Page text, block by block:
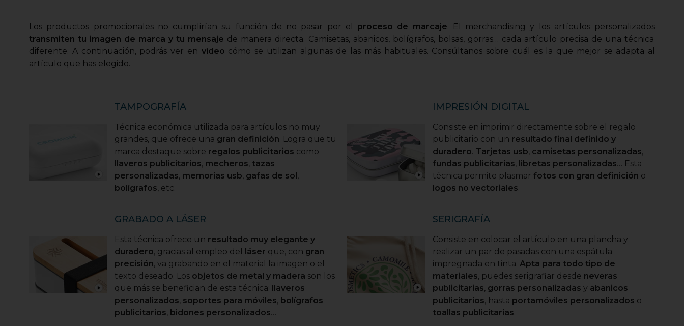
Los productos promocionales no cumplirían su función de no pasar por el proceso de marcaje. El merchandising y los artículos personalizados
transmiten tu imagen de marca y tu mensaje de manera directa. Camisetas, abanicos, bolígrafos, bolsas, gorras… cada artículo precisa de una técnica
diferente. A continuación, podrás ver en vídeo cómo se utilizan algunas de las más habituales. Consúltanos sobre cuál es la que mejor se adapta al
artículo que has elegido.
TAMPOGRAFÍA
Técnica económica utilizada para artículos no muy
grandes, que ofrece una gran definición. Logra que tu
marca destaque sobre regalos publicitarios como
llaveros publicitarios, mecheros, tazas
personalizadas, memorias usb, gafas de sol,
bolígrafos, etc.
GRABADO A LÁSER
Esta técnica ofrece un resultado muy elegante y
duradero, gracias al empleo del láser que, con gran
precisión, va grabando en el material la imagen o el
texto deseado. Los objetos de metal y madera son los
que más se benefician de esta técnica: llaveros
personalizados, soportes para móviles, bolígrafos
publicitarios, bidones personalizados…
IMPRESIÓN DIGITAL
Consiste en imprimir directamente sobre el regalo
publicitario con un resultado final definido y
duradero. Tarjetas usb, camisetas personalizadas,
fundas publicitarias, libretas personalizadas… Esta
técnica permite plasmar fotos con gran definición o
logos no vectoriales.
SERIGRAFÍA
Consiste en colocar el artículo en una plancha y
realizar un par de pasadas con una espátula
impregnada en tinta. Apta para todo tipo de
materiales, puedes serigrafiar desde neveras
publicitarias, gorras personalizadas y abanicos
publicitarios, hasta portamóviles personalizados o
toallas publicitarias.